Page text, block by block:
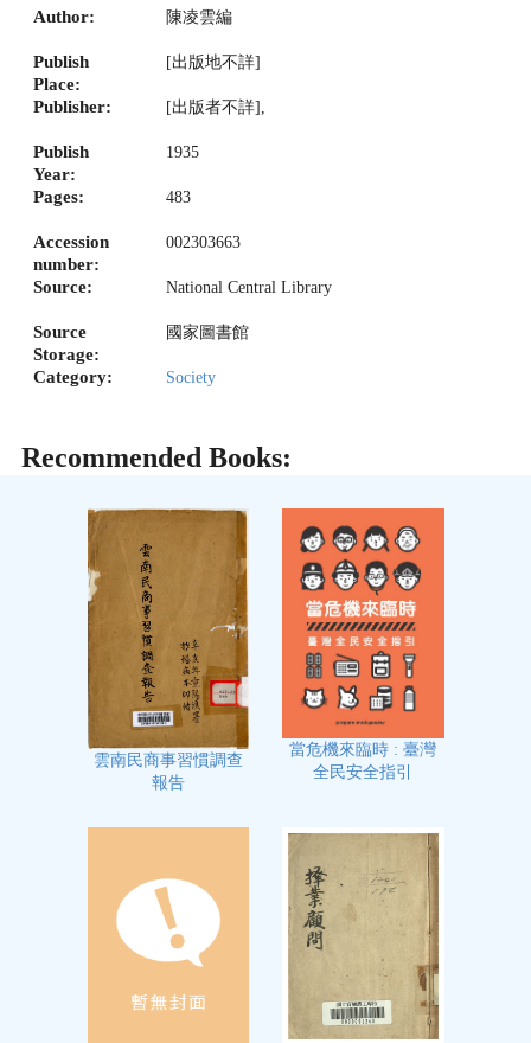
Author: 陳凌雲編
Publish
Place:
[出版地不詳]
Publisher: [出版者不詳],
Publish
Year:
1935
Pages: 483
Accession
number:
002303663
Source: National Central Library
Source
Storage:
國家圖書館
Category: Society
Recommended Books:
雲南民商事習慣調查
報告
當危機來臨時 : 臺灣
全民安全指引